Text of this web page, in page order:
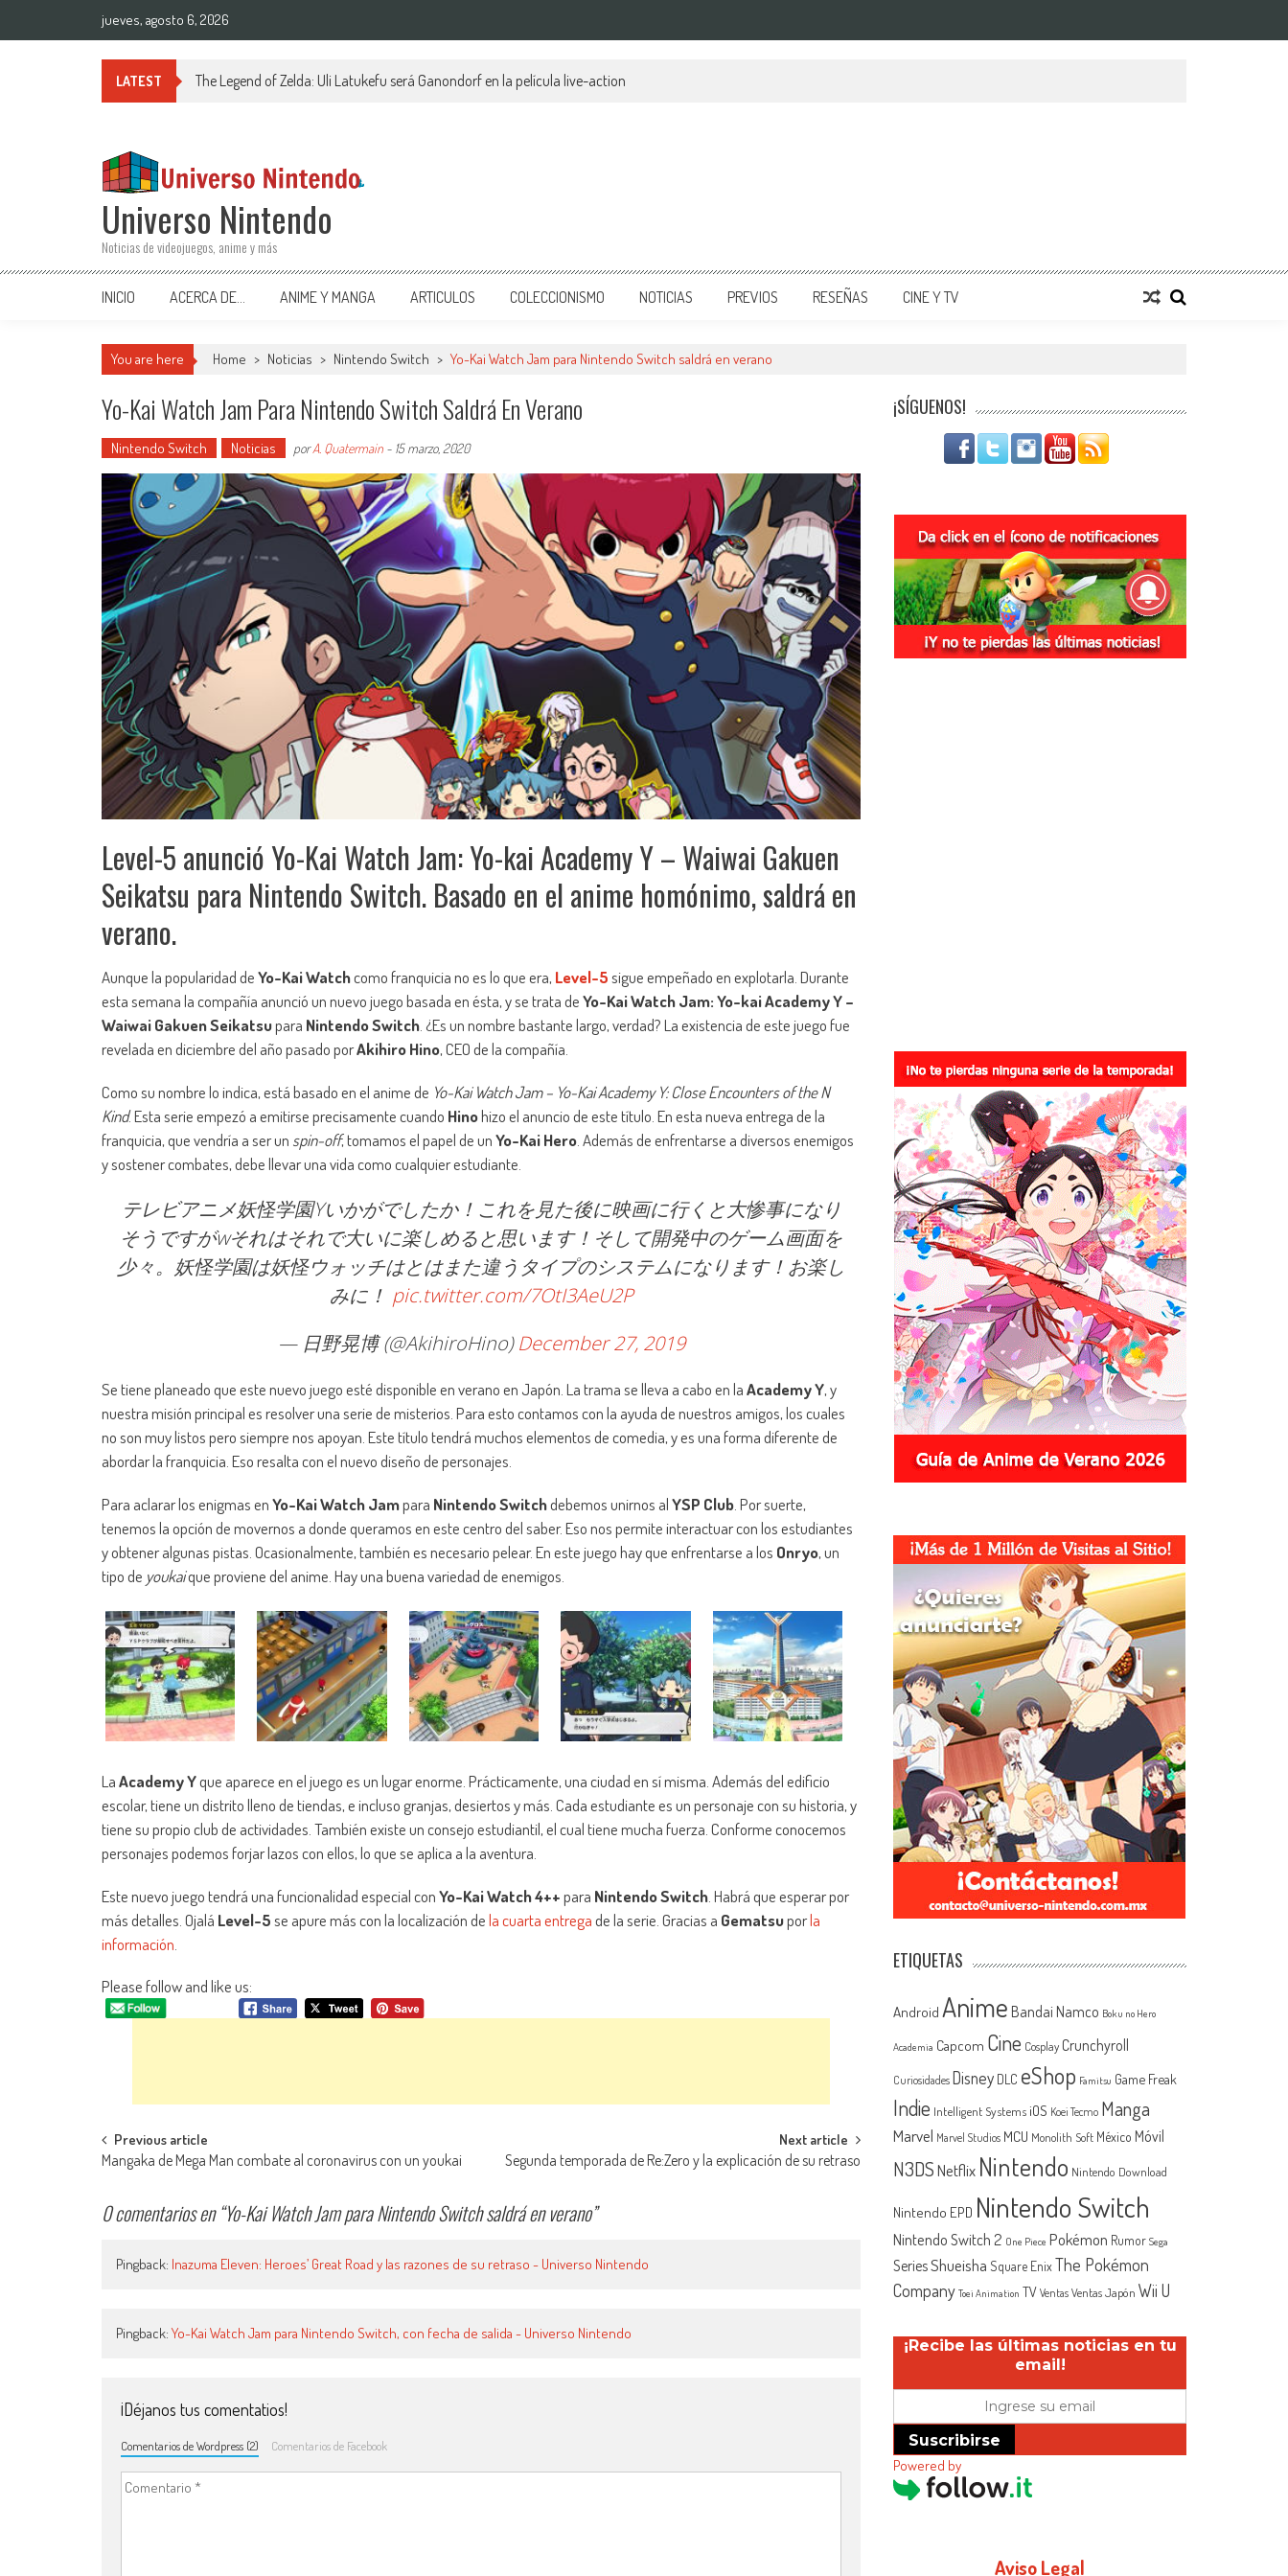
jueves, agosto 6, 2026
LATEST The Legend of Zelda: Uli Latukefu será Ganondorf en la película live-action
Universo Nintendo
Noticias de videojuegos, anime y más
INICIO ACERCA DE… ANIME Y MANGA ARTICULOS COLECCIONISMO NOTICIAS PREVIOS RESEÑAS CINE Y TV
You are here Home > Noticias > Nintendo Switch > Yo-Kai Watch Jam para Nintendo Switch saldrá en verano
Yo-Kai Watch Jam Para Nintendo Switch Saldrá En Verano
Nintendo Switch Noticias porA. Quatermain - 15 marzo, 2020
Level-5 anunció Yo-Kai Watch Jam: Yo-kai Academy Y – Waiwai Gakuen
Seikatsu para Nintendo Switch. Basado en el anime homónimo, saldrá en
verano.
Aunque la popularidad deYo-Kai Watchcomo franquicia no es lo que era, Level-5sigue empeñado en explotarla. Durante
esta semana la compañía anunció un nuevo juego basada en ésta, y se trata deYo-Kai Watch Jam: Yo-kai Academy Y –
Waiwai Gakuen Seikatsupara Nintendo Switch. ¿Es un nombre bastante largo, verdad? La existencia de este juego fue
revelada en diciembre del año pasado porAkihiro Hino, CEO de la compañía.
Como su nombre lo indica, está basado en el anime de Yo-Kai Watch Jam – Yo-Kai Academy Y: Close Encounters of the N
Kind. Esta serie empezó a emitirse precisamente cuando Hinohizo el anuncio de este título. En esta nueva entrega de la
franquicia, que vendría a ser un spin-off, tomamos el papel de unYo-Kai Hero. Además de enfrentarse a diversos enemigos
y sostener combates, debe llevar una vida como cualquier estudiante.
テレビアニメ妖怪学園Yいかがでしたか！これを見た後に映画に行くと大惨事になり
そうですがwそれはそれで大いに楽しめると思います！そして開発中のゲーム画面を
少々。妖怪学園は妖怪ウォッチはとはまた違うタイプのシステムになります！お楽し
みに！ pic.twitter.com/7OtI3AeU2P
— 日野晃博 (@AkihiroHino)December 27, 2019
Se tiene planeado que este nuevo juego esté disponible en verano en Japón. La trama se lleva a cabo en laAcademy Y, y
nuestra misión principal es resolver una serie de misterios. Para esto contamos con la ayuda de nuestros amigos, los cuales
no son muy listos pero siempre nos apoyan. Este título tendrá muchos elementos de comedia, y es una forma diferente de
abordar la franquicia. Eso resalta con el nuevo diseño de personajes.
Para aclarar los enigmas enYo-Kai Watch Jampara Nintendo Switchdebemos unirnos alYSP Club. Por suerte,
tenemos la opción de movernos a donde queramos en este centro del saber. Eso nos permite interactuar con los estudiantes
y obtener algunas pistas. Ocasionalmente, también es necesario pelear. En este juego hay que enfrentarse a los Onryo, un
tipo de youkaique proviene del anime. Hay una buena variedad de enemigos.
LaAcademy Yque aparece en el juego es un lugar enorme. Prácticamente, una ciudad en sí misma. Además del edificio
escolar, tiene un distrito lleno de tiendas, e incluso granjas, desiertos y más. Cada estudiante es un personaje con su historia, y
tiene su propio club de actividades. También existe un consejo estudiantil, el cual tiene mucha fuerza. Conforme conocemos
personajes podemos forjar lazos con ellos, lo que se aplica a la aventura.
Este nuevo juego tendrá una funcionalidad especial conYo-Kai Watch 4++para Nintendo Switch . Habrá que esperar por
más detalles. Ojalá Level-5se apure más con la localización dela cuarta entregade la serie. Gracias a Gematsuporla
información
Please follow and like us:
Navegación de entradas
Previous article
Mangaka de Mega Man combate al coronavirus con un youkai
Next article
Segunda temporada de Re:Zero y la explicación de su retraso
0 comentarios en “Yo-Kai Watch Jam para Nintendo Switch saldrá en verano”
Pingback: Inazuma Eleven: Heroes’ Great Road y las razones de su retraso - Universo Nintendo
Pingback: Yo-Kai Watch Jam para Nintendo Switch, con fecha de salida - Universo Nintendo
¡Déjanos tus comentatios!
Comentarios de Wordpress (2) Comentarios de Facebook
¡SÍGUENOS!
ETIQUETAS
Android Anime Bandai Namco Boku no Hero
Academia Capcom Cine Cosplay Crunchyroll
Curiosidades Disney DLC eShop Famitsu Game Freak
Indie Intelligent Systems iOS Koei Tecmo Manga
Marvel Marvel Studios MCU Monolith Soft México Móvil
N3DSNetflix Nintendo Nintendo Download
Nintendo EPD Nintendo Switch
Nintendo Switch 2 One Piece Pokémon Rumor Sega
SeriesShueisha Square EnixThe Pokémon
Company Toei Animation TV Ventas Ventas Japón Wii U
¡Recibe las últimas noticias en tu
email!
Suscribirse
Powered by
Aviso Legal